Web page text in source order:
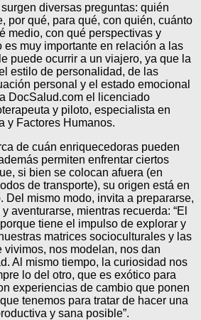
diversas preguntas: quién
por qué, para qué, con quién, cuánto
medio, con qué perspectivas y
es muy importante en relación a las
puede ocurrir a un viajero, ya que la
estilo de personalidad, de las
personal y el estado emocional
DocSalud.com el licenciado
y piloto, especialista en
y Factores Humanos.
de cuán enriquecedoras pueden
permiten enfrentar ciertos
si bien se colocan afuera (en
de transporte), su origen está en
Del mismo modo, invita a prepararse,
aventurarse, mientras recuerda: “El
tiene el impulso de explorar y
matrices socioculturales y las
vivimos, nos modelan, nos dan
Al mismo tiempo, la curiosidad nos
lo del otro, que es exótico para
experiencias de cambio que ponen
tenemos para tratar de hacer una
y sana posible”.